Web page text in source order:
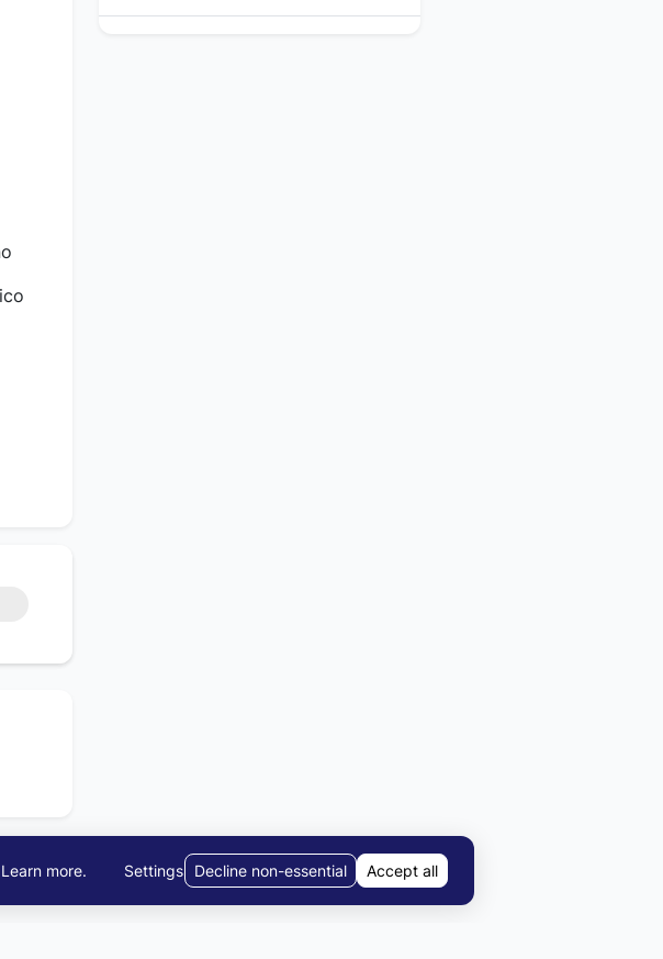
Learn more. Settings Decline non-essential Accept all